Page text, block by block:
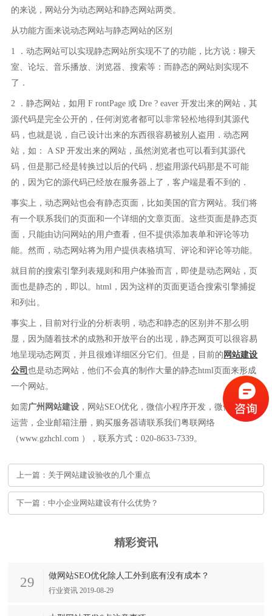
的来说，网站分为动态网站和静态网站两类。
从功能方面来说动态网站与静态网站的区别
1 ．动态网站可以实现静态网站所实现不了的功能，比方说：聊天
室、论坛、音乐播放、浏览器、搜索等：而静态的网站则实现不
了．
2 ．静态网站，如用 F rontPage 或 Dre ? eaver 开发出来的网站，其
源代码是完全公开的，任何浏览者都可以非常轻松地得到其源代
码，也就是说，自己设计出来的东西很容易被别人盗用．动态网
站，如： A SP 开发出来的网站，虽然浏览者也可以看到其源代
码，但是那己经是转换过以后的代码，想盗用源代码那是不可能
的，因为它的源代码已经放在服务器上了，客户端是看不到的．
事实上，动态网站也会有静态页面，比如美国的官方网站。我们将
有一个联系我们的页面和一个详细的文章页面。这些页面是静态页
面，只能由访问网站的用户查看，但不提供添加表单和评论等功
能。然而，动态网站将为用户提供表格填写、评论和评论等功能。
就目前的搜索引擎列表规则和用户体验而言，即使是动态网站，页
面也是静态的，即以。html，因为这样的页面更适合搜索引擎捕捉
和列出。
事实上，目前对行业的分析表明，动态和静态的区别并不那么明
显，因为随着技术的成熟和开放平台的出现，静态网页可以很容易
地呈现动态网页，并且很难详细区分它们。但是，目前的 网站建设
公司也是动态网站，他们不会真的制作大量的静态html页面来形成
一个网站。
如需广州网站建设 ，网站SEO优化，微信小程序开发，微信公众号
运营，企业邮箱注册，购买服务器请联系我们粤联网络
（www.gzhchl.com ），联系方式：020-8633-7339。
上一篇：关于网站建设验收的几个重点
下一篇：中小企业网站建设有什么优势？
精彩资讯
29 做网站SEO优化除人工外到底有没有成本？
行业资讯 2019-08-29